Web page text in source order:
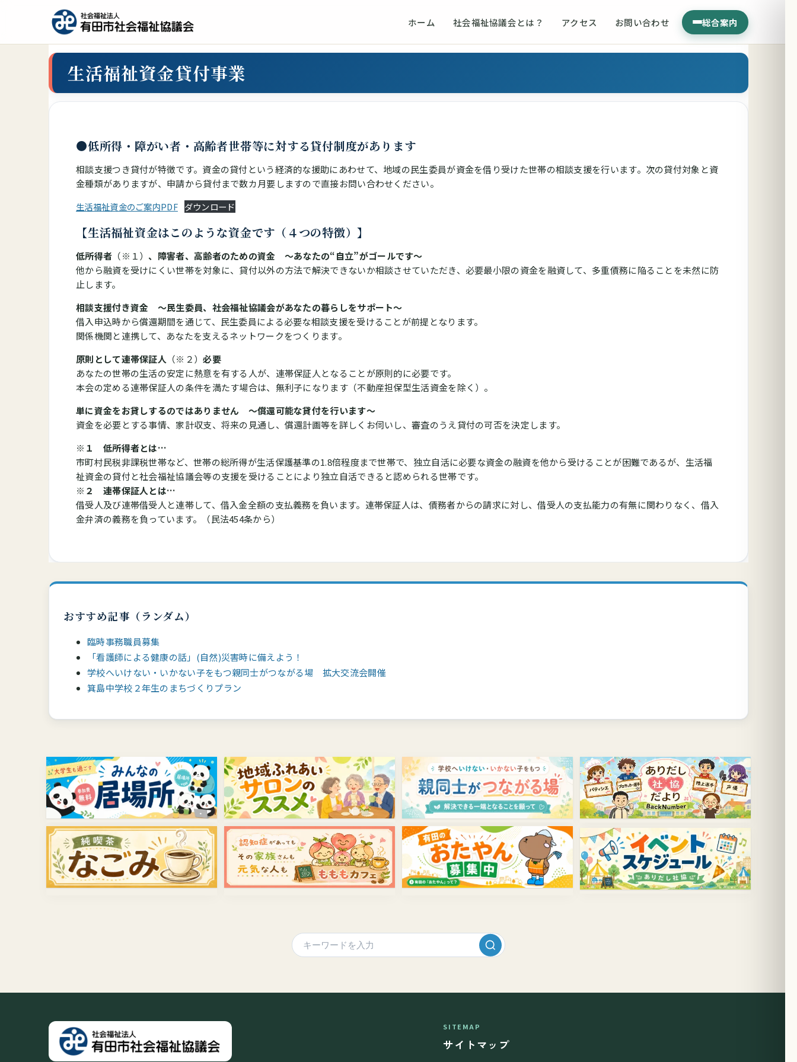
ホーム 社会福祉協議会とは？ アクセス お問い合わせ 総合案内
生活福祉資金貸付事業
●低所得・障がい者・高齢者世帯等に対する貸付制度があります
相談支援つき貸付が特徴です。資金の貸付という経済的な援助にあわせて、地域の民生委員が資金を借り受けた世帯の相談支援を行います。次の貸付対象と資
金種類がありますが、申請から貸付まで数カ月要しますので直接お問い合わせください。
生活福祉資金のご案内PDF ダウンロード
【生活福祉資金はこのような資金です（４つの特徴）】
低所得者 （※１）、障害者、高齢者のための資金 ～あなたの“自立”がゴールです～
他から融資を受けにくい世帯を対象に、貸付以外の方法で解決できないか相談させていただき、必要最小限の資金を融資して、多重債務に陥ることを未然に防
止します。
相談支援付き資金 ～民生委員、社会福祉協議会があなたの暮らしをサポート～
借入申込時から償還期間を通じて、民生委員による必要な相談支援を受けることが前提となります。
関係機関と連携して、あなたを支えるネットワークをつくります。
原則として連帯保証人 （※２）必要
あなたの世帯の生活の安定に熱意を有する人が、連帯保証人となることが原則的に必要です。
本会の定める連帯保証人の条件を満たす場合は、無利子になります（不動産担保型生活資金を除く）。
単に資金をお貸しするのではありません ～償還可能な貸付を行います～
資金を必要とする事情、家計収支、将来の見通し、償還計画等を詳しくお伺いし、審査のうえ貸付の可否を決定します。
※１ 低所得者とは…
市町村民税非課税世帯など、世帯の総所得が生活保護基準の1.8倍程度まで世帯で、独立自活に必要な資金の融資を他から受けることが困難であるが、生活福
祉資金の貸付と社会福祉協議会等の支援を受けることにより独立自活できると認められる世帯です。
※２ 連帯保証人とは…
借受人及び連帯借受人と連帯して、借入金全額の支払義務を負います。連帯保証人は、債務者からの請求に対し、借受人の支払能力の有無に関わりなく、借入
金弁済の義務を負っています。（民法454条から）
おすすめ記事（ランダム）
臨時事務職員募集
「看護師による健康の話」(自然)災害時に備えよう！
学校へいけない・いかない子をもつ親同士がつながる場 拡大交流会開催
箕島中学校２年生のまちづくりプラン
SITEMAP
サイトマップ